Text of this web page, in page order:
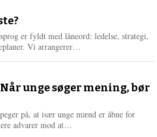
e
r
e
er fyldt med låneord: ledelse, strategi,
Vi arrangerer…
e
unge søger mening, bør
på, at især unge mænd er åbne for
advarer mod at…